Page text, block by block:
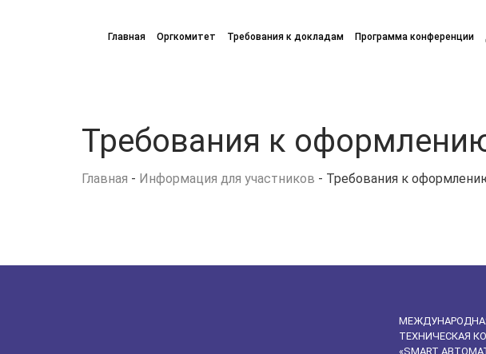
Главная Оргкомитет Требования к докладам Программа конференции
Требования к
Главная - Информация для участников - Требования к
ТЕХНИЧЕСКАЯ
«SMART